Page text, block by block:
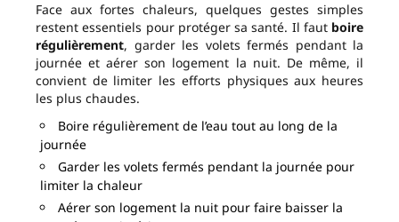
Face aux fortes chaleurs, quelques gestes simples
restent essentiels pour protéger sa santé. Il faut boire
régulièrement, garder les volets fermés pendant la
journée et aérer son logement la nuit. De même, il
convient de limiter les efforts physiques aux heures
les plus chaudes.
Boire régulièrement de l’eau tout au long de la
journée
Garder les volets fermés pendant la journée pour
limiter la chaleur
Aérer son logement la nuit pour faire baisser la